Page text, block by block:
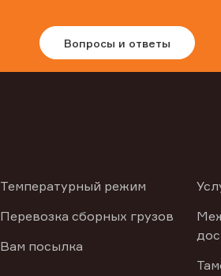
Вопросы и ответы
Температурный режим
Перевозка сборных грузов
Вам посылка